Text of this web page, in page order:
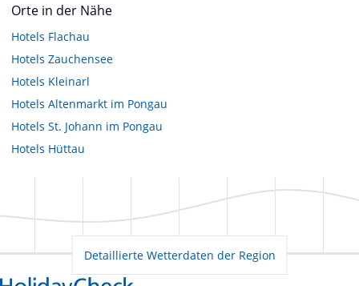
Orte in der Nähe
Hotels Flachau
Hotels Zauchensee
Hotels Kleinarl
Hotels Altenmarkt im Pongau
Hotels St. Johann im Pongau
Hotels Hüttau
Detaillierte Wetterdaten der Region